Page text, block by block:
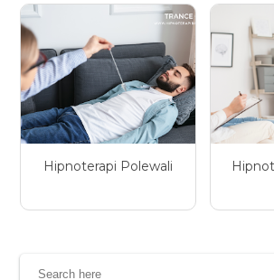
Hipnoterapi Polewali